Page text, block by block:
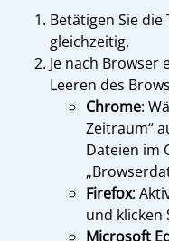
Betätigen Sie
gleichzeitig.
Je nach Browser
Leeren des
Chrome:
Zeitraum“
Dateien im
Firefox:
und klicken
Microsoft